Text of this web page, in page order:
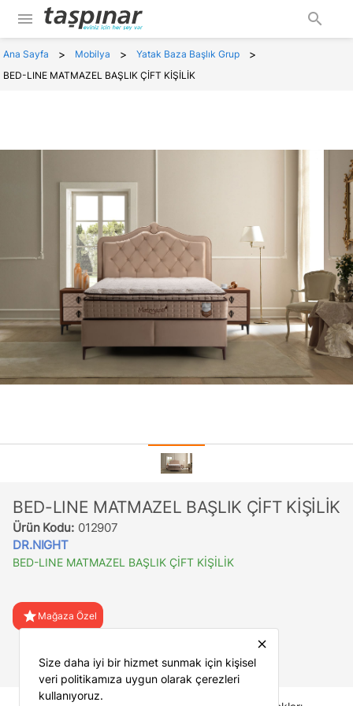
menu search
Ana Sayfa > Mobilya > Yatak Baza Başlık Grup >
BED-LINE MATMAZEL BAŞLIK ÇİFT KİŞİLİK
BED-LINE MATMAZEL BAŞLIK ÇİFT KİŞİLİK
Ürün Kodu: 012907
DR.NIGHT
BED-LINE MATMAZEL BAŞLIK ÇİFT KİŞİLİK
star Mağaza Özel
close
Size daha iyi bir hizmet sunmak için kişisel
veri politikamıza uygun olarak çerezleri
kullanıyoruz.